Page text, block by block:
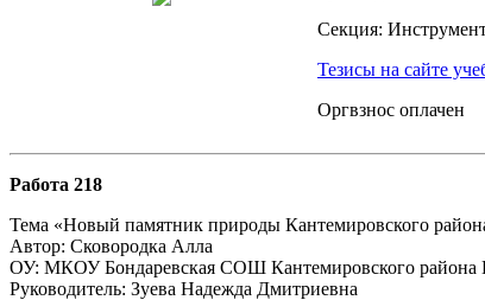
Секция:
Тезисы на сайте
Оргвзнос оплачен
Работа 218
Тема «Новый памятник природы Кантемировского
Автор: Сковородка Алла
ОУ: МКОУ Бондаревская СОШ Кантемировского района
Руководитель: Зуева Надежда Дмитриевна